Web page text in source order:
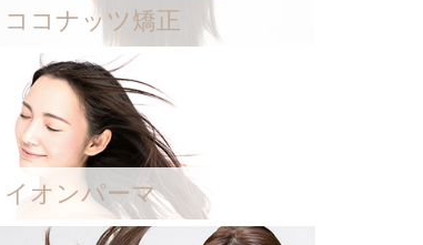
ココナッツ矯正
イオンパーマ